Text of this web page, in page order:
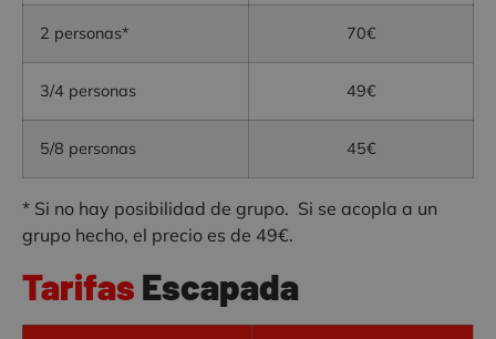
2 personas* 70€
3/4 personas 49€
5/8 personas 45€
* Si no hay posibilidad de grupo. Si se acopla a un
grupo hecho, el precio es de 49€.
Tarifas Escapada